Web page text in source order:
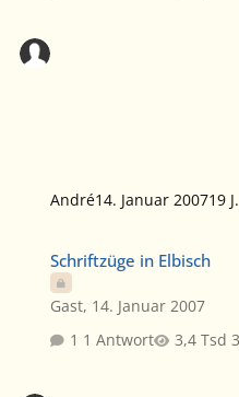
André14. Januar 200719 J.
Schriftzüge in Elbisch
Gast, 14. Januar 2007
1 Antwort